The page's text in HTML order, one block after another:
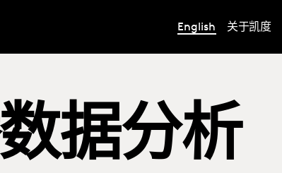
English 关于凯度
据分析